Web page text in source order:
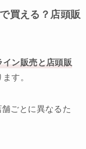
買える？店頭販
イン販売と店頭販
す。
ごとに異なるた